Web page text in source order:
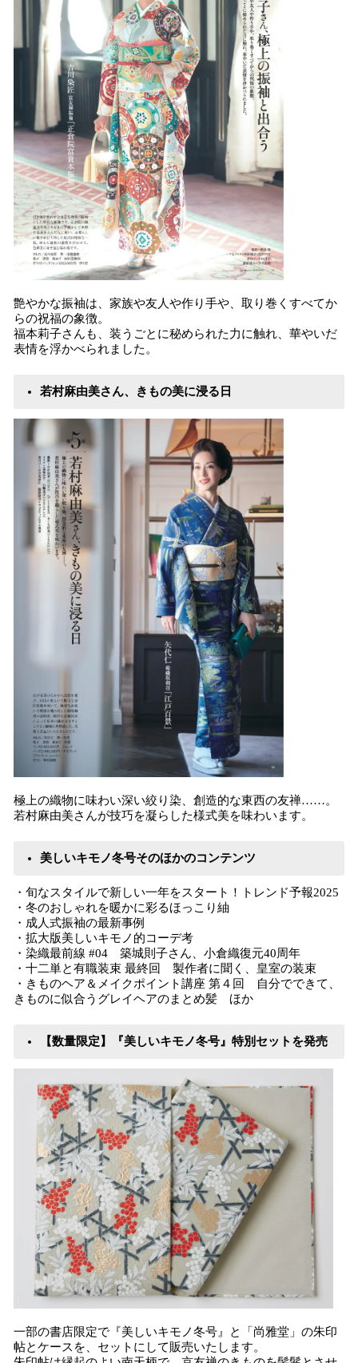
艶やかな振袖は、家族や友人や作り手や、取り巻くすべてか
らの祝福の象徴。
福本莉子さんも、装うごとに秘められた力に触れ、華やいだ
表情を浮かべられました。
若村麻由美さん、きもの美に浸る日
極上の織物に味わい深い絞り染、創造的な東西の友禅……。
若村麻由美さんが技巧を凝らした様式美を味わいます。
美しいキモノ冬号そのほかのコンテンツ
・旬なスタイルで新しい一年をスタート！トレンド予報2025
・冬のおしゃれを暖かに彩るほっこり紬
・成人式振袖の最新事例
・拡大版美しいキモノ的コーデ考
・染織最前線 #04 築城則子さん、小倉織復元40周年
・十二単と有職装束 最終回 製作者に聞く、皇室の装束
・きものヘア＆メイクポイント講座 第４回 自分でできて、
きものに似合うグレイヘアのまとめ髪 ほか
【数量限定】『美しいキモノ冬号』特別セットを発売
一部の書店限定で『美しいキモノ冬号』と「尚雅堂」の朱印
帖とケースを、セットにして販売いたします。